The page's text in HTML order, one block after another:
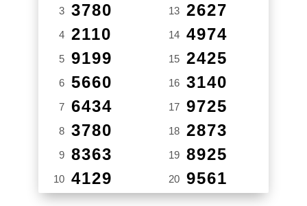
3 3780
4 2110
5 9199
6 5660
7 6434
8 3780
9 8363
10 4129
13 2627
14 4974
15 2425
16 3140
17 9725
18 2873
19 8925
20 9561